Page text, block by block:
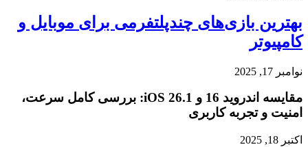
بهترین بازی‌های چندپلتفرمی برای موبایل و
کامپیوتر
نوامبر 17, 2025
مقایسه اندروید 16 و iOS 26.1: بررسی کامل سرعت،
امنیت و تجربه کاربری
اکتبر 18, 2025